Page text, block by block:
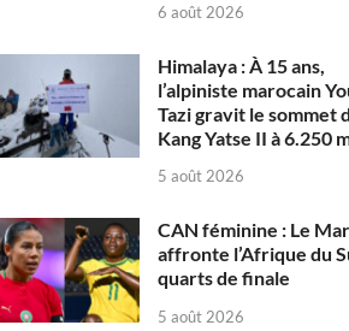
6 août 2026
Himalaya : À 15 ans,
l’alpiniste marocain
Tazi gravit le sommet
Kang Yatse II à 6.250
5 août 2026
CAN féminine : Le
affronte l’Afrique du
quarts de finale
5 août 2026